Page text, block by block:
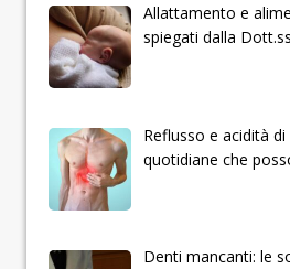
Allattamento e
spiegati dalla
Reflusso e acidità
quotidiane che
Denti mancanti: le